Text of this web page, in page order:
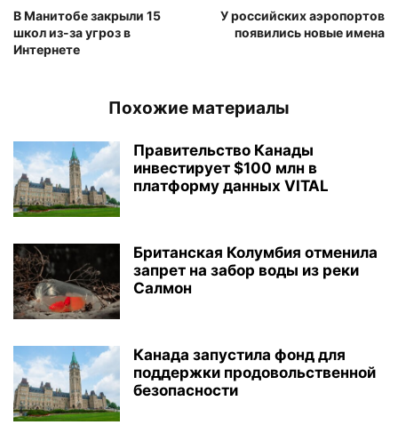
В Манитобе закрыли 15
школ из-за угроз в
Интернете
У российских аэропортов
появились новые имена
Похожие материалы
Правительство Канады
инвестирует $100 млн в
платформу данных VITAL
Британская Колумбия отменила
запрет на забор воды из реки
Салмон
Канада запустила фонд для
поддержки продовольственной
безопасности